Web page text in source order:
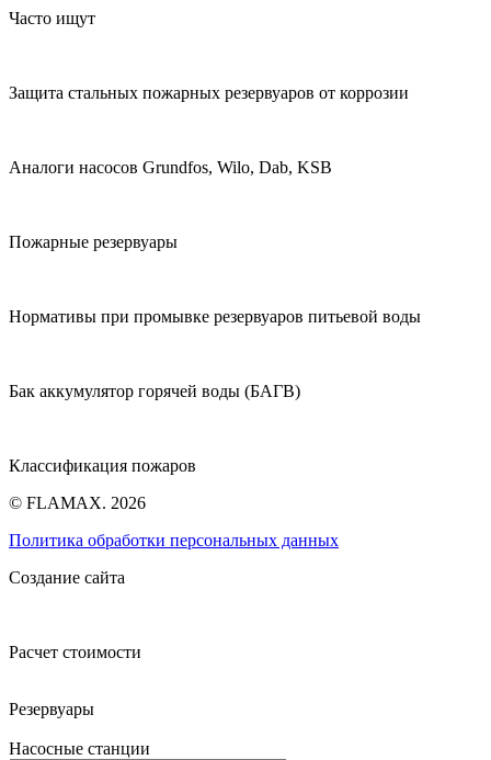
Часто ищут
Защита стальных пожарных резервуаров от коррозии
Аналоги насосов Grundfos, Wilo, Dab, KSB
Пожарные резервуары
Нормативы при промывке резервуаров питьевой воды
Бак аккумулятор горячей воды (БАГВ)
Классификация пожаров
© FLAMAX. 2026
Политика обработки персональных данных
Создание сайта
Расчет стоимости
Резервуары
Насосные станции